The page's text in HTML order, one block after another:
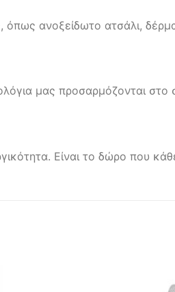
ανοξείδωτο ατσάλι,
μας προσαρμόζονται
Είναι το δώρο που